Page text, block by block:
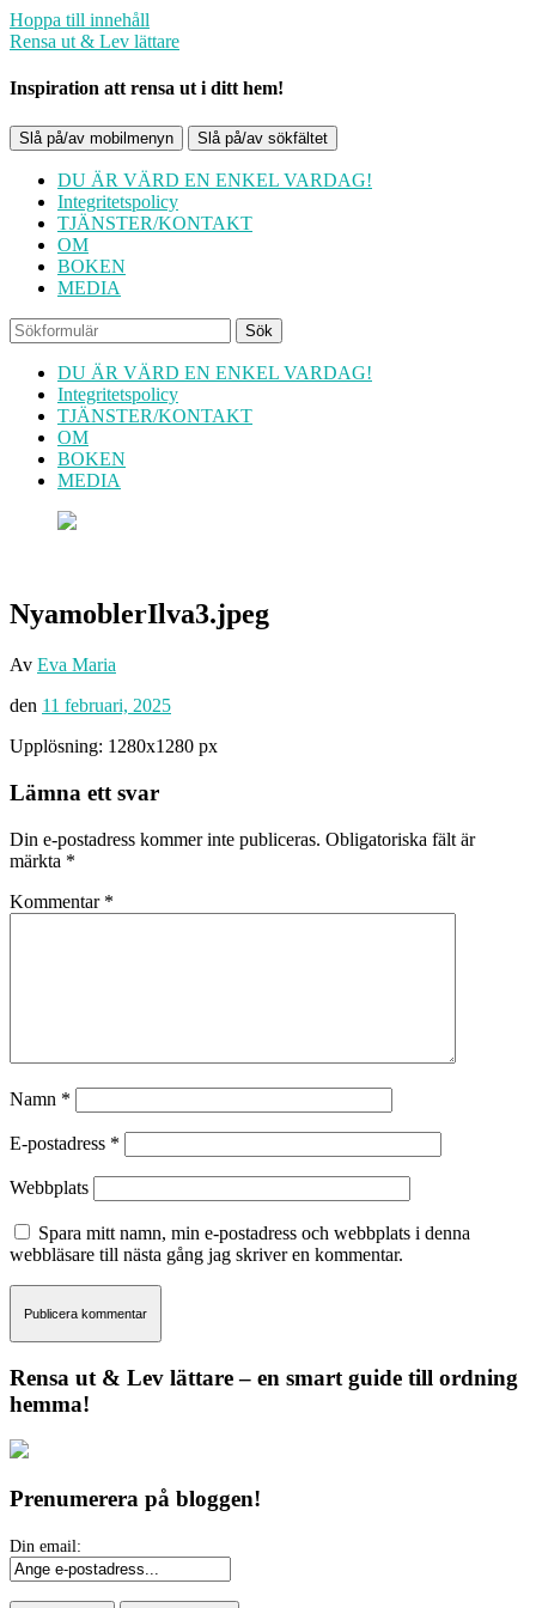
Hoppa till innehåll
Rensa ut & Lev lättare
Inspiration att rensa ut i ditt hem!
Slå på/av mobilmenyn Slå på/av sökfältet
DU ÄR VÄRD EN ENKEL VARDAG!
Integritetspolicy
TJÄNSTER/KONTAKT
OM
BOKEN
MEDIA
Sök
DU ÄR VÄRD EN ENKEL VARDAG!
Integritetspolicy
TJÄNSTER/KONTAKT
OM
BOKEN
MEDIA
NyamoblerIlva3.jpeg
Av Eva Maria
den 11 februari, 2025
Upplösning: 1280x1280 px
Lämna ett svar
Din e-postadress kommer inte publiceras. Obligatoriska fält är
märkta *
Kommentar *
Namn *
E-postadress *
Webbplats
Spara mitt namn, min e-postadress och webbplats i denna
webbläsare till nästa gång jag skriver en kommentar.
Rensa ut & Lev lättare – en smart guide till ordning
hemma!
Prenumerera på bloggen!